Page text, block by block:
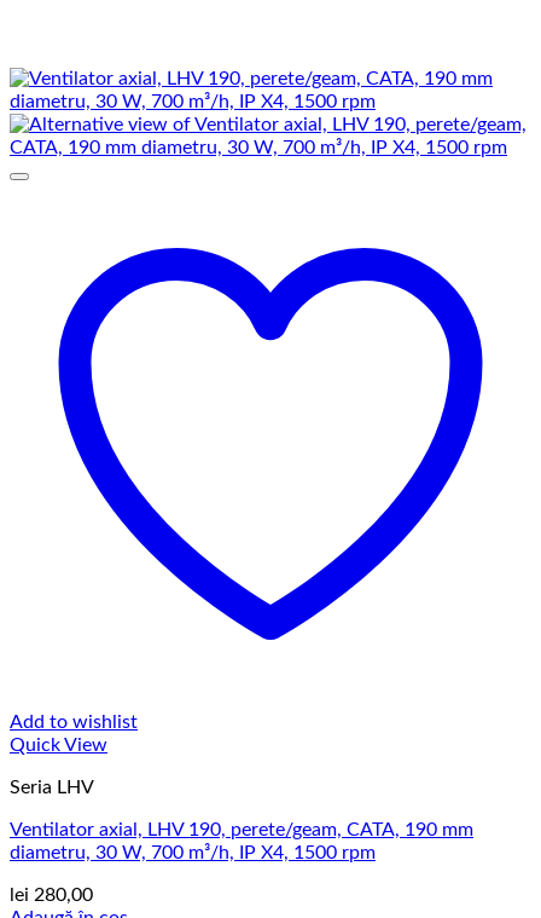
Add to wishlist
Quick View
Seria LHV
Ventilator axial, LHV 190, perete/geam, CATA, 190 mm
diametru, 30 W, 700 m³/h, IP X4, 1500 rpm
lei 280,00